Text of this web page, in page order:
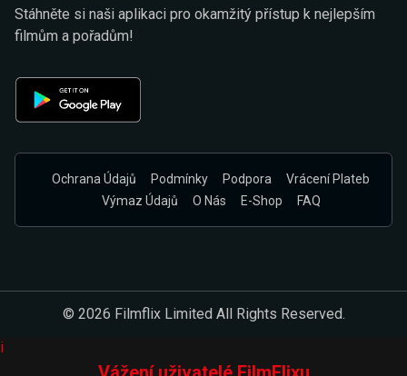
Stáhněte si naši aplikaci pro okamžitý přístup k nejlepším
filmům a pořadům!
Ochrana Údajů Podmínky Podpora
Vrácení Plateb
Výmaz Údajů
O Nás E-Shop FAQ
© 2026 Filmflix Limited All Rights Reserved.
i